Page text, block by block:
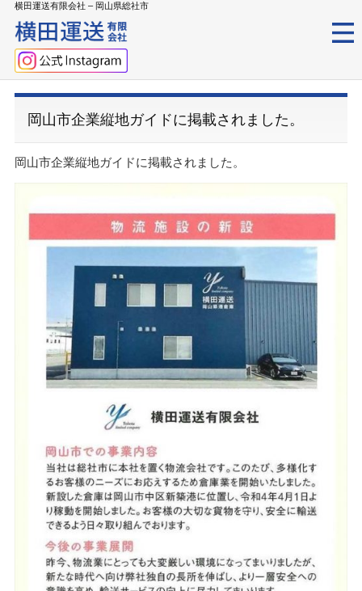
横田運送有限会社 – 岡山県総社市
岡山市企業縦地ガイドに掲載されました。
岡山市企業縦地ガイドに掲載されました。